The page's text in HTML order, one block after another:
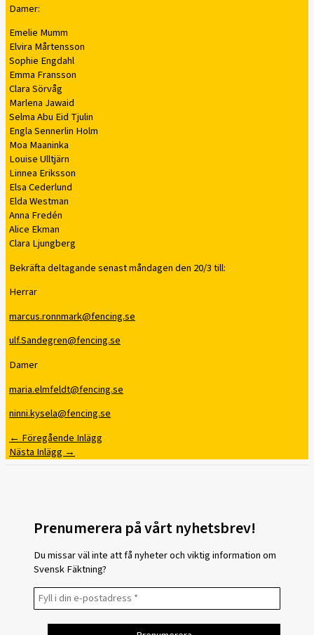
Damer:
Emelie Mumm
Elvira Mårtensson
Sophie Engdahl
Emma Fransson
Clara Sörvåg
Marlena Jawaid
Selma Abu Eid Tjulin
Engla Sennerlin Holm
Moa Maaninka
Louise Ulltjärn
Linnea Eriksson
Elsa Cederlund
Elda Westman
Anna Fredén
Alice Ekman
Clara Ljungberg
Bekräfta deltagande senast måndagen den 20/3 till:
Herrar
marcus.ronnmark@fencing.se
ulf.Sandegren@fencing.se
Damer
maria.elmfeldt@fencing.se
ninni.kysela@fencing.se
← Föregående Inlägg
Nästa Inlägg →
Prenumerera på vårt nyhetsbrev!
Du missar väl inte att få nyheter och viktig information om
Svensk Fäktning?